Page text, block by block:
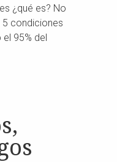
¿qué es? No
5 condiciones
95% del